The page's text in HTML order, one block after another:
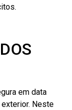
em data
Neste